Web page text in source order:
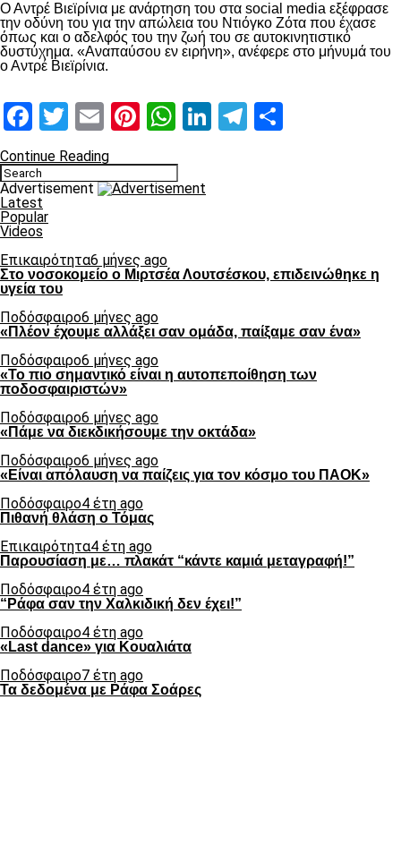
Ο Αντρέ Βιεϊρίνια με ανάρτηση του στα social media εξέφρασε
την οδύνη του για την απώλεια του Ντιόγκο Ζότα που έχασε
όπως και ο αδελφός του την ζωή του σε αυτοκινητιστικό
δυστύχημα. «Αναπαύσου εν ειρήνη», ανέφερε στο μήνυμά του
ο Αντρέ Βιεϊρίνια.
Facebook
Twitter
EmailPinterest
WhatsApp
LinkedIn
Telegram
Continue Reading
Advertisement
Latest
Popular
Videos
Επικαιρότητα6 μήνες ago
Στο νοσοκομείο ο Μιρτσέα Λουτσέσκου, επιδεινώθηκε η
υγεία του
Ποδόσφαιρο6 μήνες ago
«Πλέον έχουμε αλλάξει σαν ομάδα, παίξαμε σαν ένα»
Ποδόσφαιρο6 μήνες ago
«Το πιο σημαντικό είναι η αυτοπεποίθηση των
ποδοσφαιριστών»
Ποδόσφαιρο6 μήνες ago
«Πάμε να διεκδικήσουμε την οκτάδα»
Ποδόσφαιρο6 μήνες ago
«Είναι απόλαυση να παίζεις για τον κόσμο του ΠΑΟΚ»
Ποδόσφαιρο4 έτη ago
Πιθανή θλάση ο Τόμας
Επικαιρότητα4 έτη ago
Παρουσίαση με… πλακάτ “κάντε καμιά μεταγραφή!”
Ποδόσφαιρο4 έτη ago
“Ράφα σαν την Χαλκιδική δεν έχει!”
Ποδόσφαιρο4 έτη ago
«Last dance» για Κουαλιάτα
Ποδόσφαιρο7 έτη ago
Τα δεδομένα με Ράφα Σοάρες